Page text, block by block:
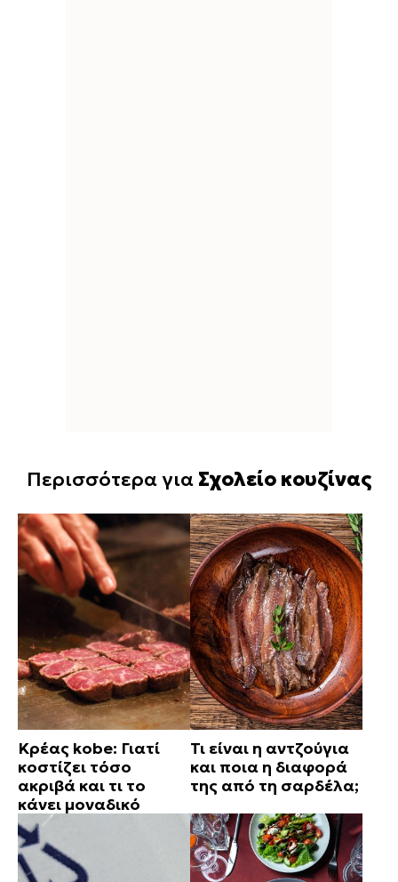
Περισσότερα για Σχολείο κουζίνας
Κρέας kobe: Γιατί
κοστίζει τόσο
ακριβά και τι το
κάνει μοναδικό
Τι είναι η αντζούγια
και ποια η διαφορά
της από τη σαρδέλα;